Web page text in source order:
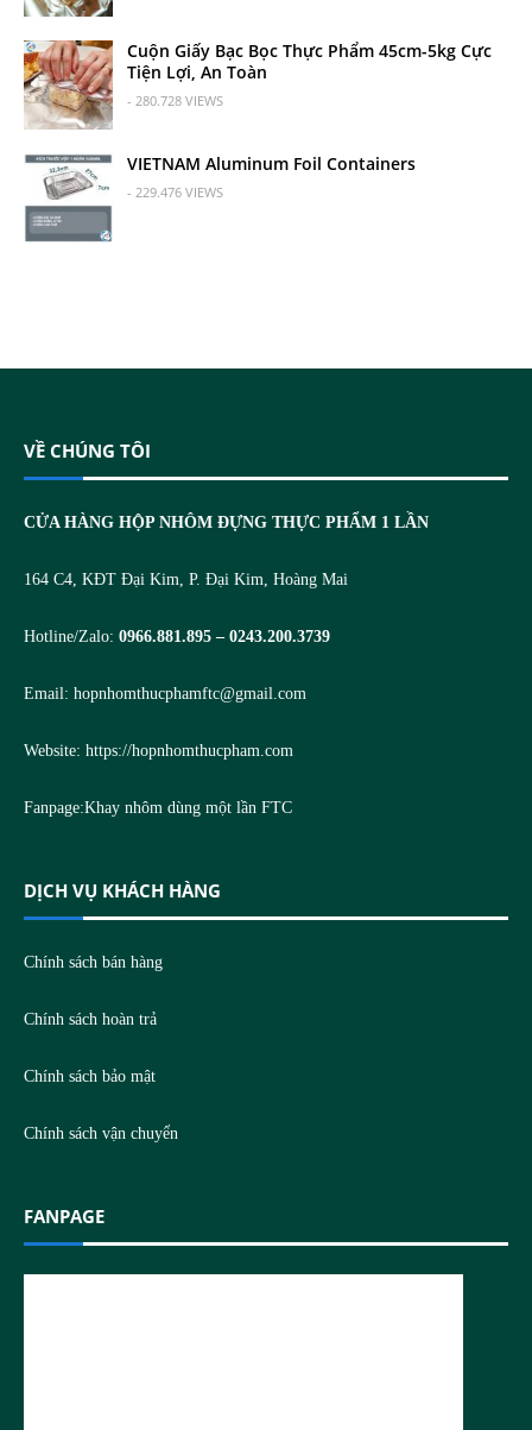
Cuộn Giấy Bạc Bọc Thực Phẩm 45cm-5kg Cực
Tiện Lợi, An Toàn
- 280.728 VIEWS
VIETNAM Aluminum Foil Containers
- 229.476 VIEWS
VỀ CHÚNG TÔI
CỬA HÀNG HỘP NHÔM ĐỰNG THỰC PHẨM 1 LẦN
164 C4, KĐT Đại Kim, P. Đại Kim, Hoàng Mai
Hotline/Zalo: 0966.881.895 – 0243.200.3739
Email: hopnhomthucphamftc@gmail.com
Website: https://hopnhomthucpham.com
Fanpage:Khay nhôm dùng một lần FTC
DỊCH VỤ KHÁCH HÀNG
Chính sách bán hàng
Chính sách hoàn trả
Chính sách bảo mật
Chính sách vận chuyển
FANPAGE